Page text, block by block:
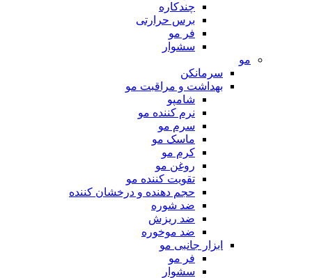
چندکاره
برس حرارتی
فر مو
سشوار
مو
سرمانکن
بهداشت و مراقبت مو
شامپو
نرم کننده مو
سرم مو
ماسک مو
کرم مو
روغن مو
تقویت کننده مو
حجم دهنده و درخشان کننده
ضد شوره
ضد ریزش
ضد موخوره
ابزار جانبی مو
فر مو
سشوار